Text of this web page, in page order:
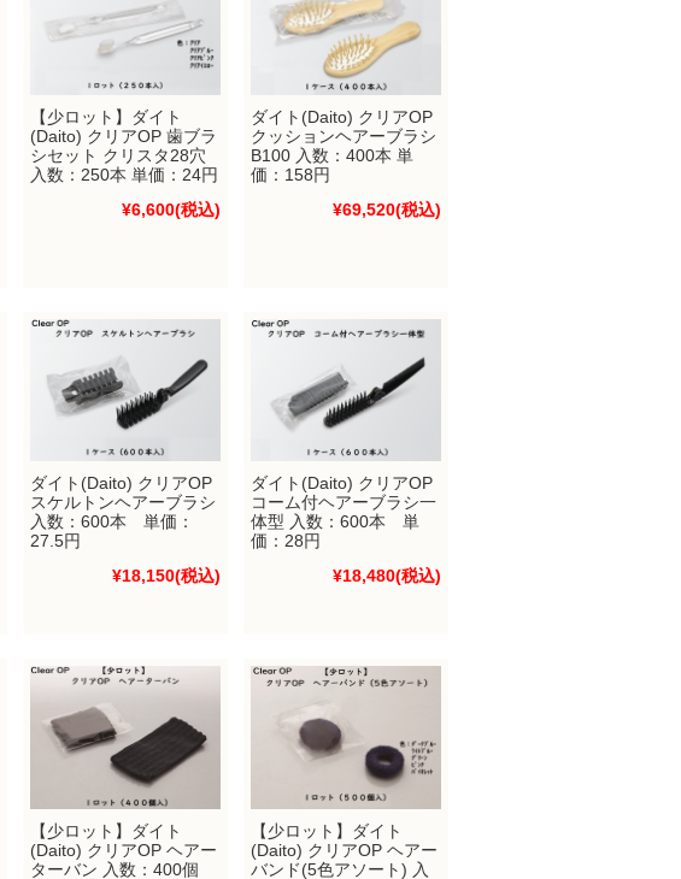
【少ロット】ダイト
(Daito) クリアOP 歯ブラ
シセット クリスタ28穴
入数：250本 単価：24円
¥6,600(税込)
ダイト(Daito) クリアOP
クッションヘアーブラシ
B100 入数：400本 単
価：158円
¥69,520(税込)
ダイト(Daito) クリアOP
スケルトンヘアーブラシ
入数：600本 単価：
27.5円
¥18,150(税込)
ダイト(Daito) クリアOP
コーム付ヘアーブラシ一
体型 入数：600本 単
価：28円
¥18,480(税込)
【少ロット】ダイト
(Daito) クリアOP ヘアー
ターバン 入数：400個
【少ロット】ダイト
(Daito) クリアOP ヘアー
バンド(5色アソート) 入